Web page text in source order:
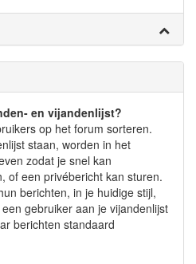
en vijandenlijst?
op het forum sorteren.
staan, worden in het
zodat je snel kan
of een privébericht kan sturen.
berichten, in je huidige stijl,
gebruiker aan je vijandenlijst
berichten standaard